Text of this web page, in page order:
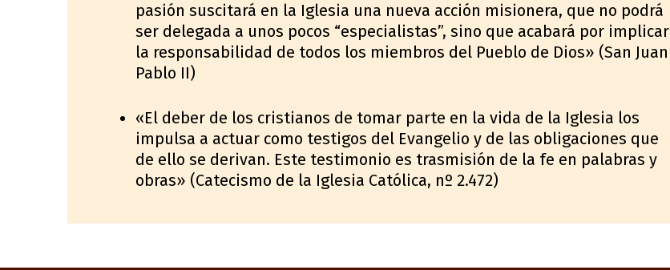
pasión suscitará en la Iglesia una nueva acción misionera, que no podrá
ser delegada a unos pocos “especialistas”, sino que acabará por implicar
la responsabilidad de todos los miembros del Pueblo de Dios» (San Juan
Pablo II)
«El deber de los cristianos de tomar parte en la vida de la Iglesia los
impulsa a actuar como testigos del Evangelio y de las obligaciones que
de ello se derivan. Este testimonio es trasmisión de la fe en palabras y
obras» (Catecismo de la Iglesia Católica, nº 2.472)